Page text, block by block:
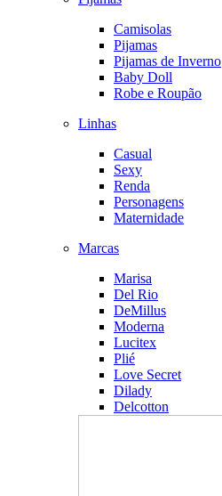
Camisolas
Pijamas
Pijamas de Inverno
Baby Doll
Robe e Roupão
Linhas
Casual
Sexy
Renda
Personagens
Maternidade
Marcas
Marisa
Del Rio
DeMillus
Moderna
Lucitex
Plié
Love Secret
Dilady
Delcotton